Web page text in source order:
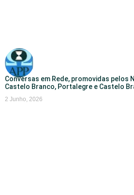
Conversas em Rede, promovidas pelos
Castelo Branco, Portalegre e Castelo
2 Junho, 2026